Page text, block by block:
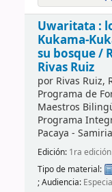
Uwaritata :
Kukama-
su bosque /
Rivas Ruiz
por Rivas Ruiz,
Programa de
Maestros
Programa
Pacaya -
Edición: 1ra edición
Tipo de material:
; Audiencia: